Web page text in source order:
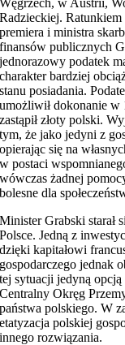
Węgrzech, w Austrii,
Radzieckiej.
premiera i ministra
finansów publicznych
jednorazowy podatek
charakter bardziej
stanu posiadania.
umożliwił dokonanie w
zastąpił złoty polski.
tym, że jako jedyni z
opierając się na
w postaci
wówczas żadnej
bolesne dla
Minister Grabski starał
Polsce. Jedną z
dzięki kapitałowi
gospodarczego jednak
tej sytuacji jedyną
Centralny Okręg
państwa polskiego. W
etatyzacja polskiej
innego rozwiązania.